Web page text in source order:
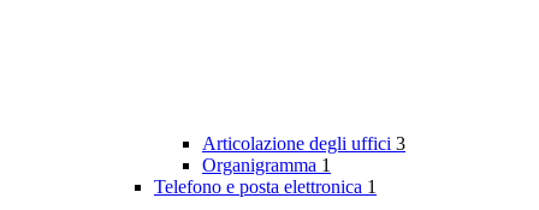
Articolazione degli uffici 3
Organigramma 1
Telefono e posta elettronica 1